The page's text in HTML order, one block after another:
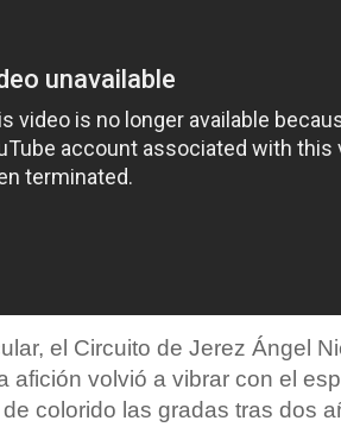
el Circuito de Jerez Ángel
afición volvió a vibrar con el
colorido las gradas tras dos